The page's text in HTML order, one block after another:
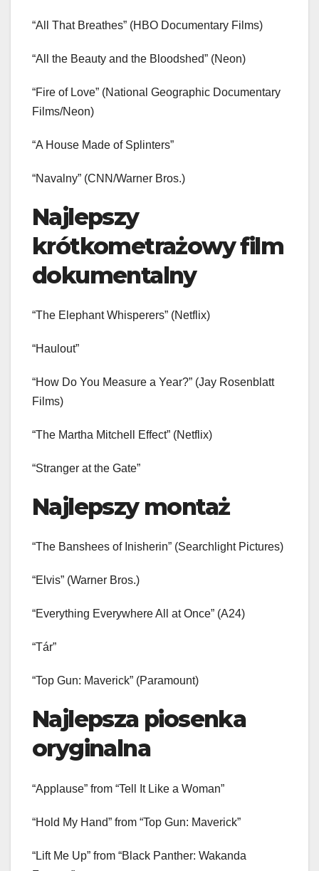
“All That Breathes” (HBO Documentary Films)
“All the Beauty and the Bloodshed” (Neon)
“Fire of Love” (National Geographic Documentary
Films/Neon)
“A House Made of Splinters”
“Navalny” (CNN/Warner Bros.)
Najlepszy
krótkometrażowy film
dokumentalny
“The Elephant Whisperers” (Netflix)
“Haulout”
“How Do You Measure a Year?” (Jay Rosenblatt
Films)
“The Martha Mitchell Effect” (Netflix)
“Stranger at the Gate”
Najlepszy montaż
“The Banshees of Inisherin” (Searchlight Pictures)
“Elvis” (Warner Bros.)
“Everything Everywhere All at Once” (A24)
“Tár”
“Top Gun: Maverick” (Paramount)
Najlepsza piosenka
oryginalna
“Applause” from “Tell It Like a Woman”
“Hold My Hand” from “Top Gun: Maverick”
“Lift Me Up” from “Black Panther: Wakanda